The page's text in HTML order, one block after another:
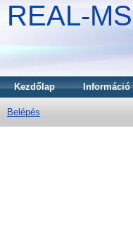
REAL-MS
Kezdőlap Információ
Belépés